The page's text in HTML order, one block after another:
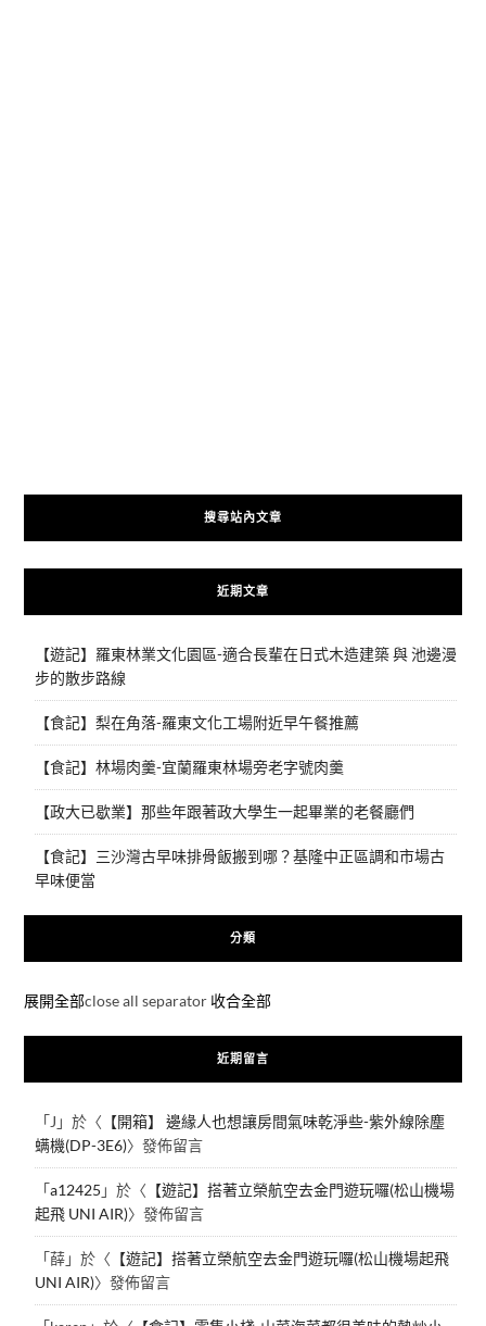
搜尋站內文章
近期文章
【遊記】羅東林業文化園區-適合長輩在日式木造建築 與 池邊漫
步的散步路線
【食記】梨在角落-羅東文化工場附近早午餐推薦
【食記】林場肉羹-宜蘭羅東林場旁老字號肉羹
【政大已歇業】那些年跟著政大學生一起畢業的老餐廳們
【食記】三沙灣古早味排骨飯搬到哪？基隆中正區調和市場古
早味便當
分類
展開全部close all separator 收合全部
近期留言
「J 」於〈 【開箱】 邊緣人也想讓房間氣味乾淨些-紫外線除塵
螨機(DP-3E6)〉發佈留言
「a12425 」於〈 【遊記】搭著立榮航空去金門遊玩囉(松山機場
起飛 UNI AIR)〉發佈留言
「薛」於〈 【遊記】搭著立榮航空去金門遊玩囉(松山機場起飛
UNI AIR)〉發佈留言